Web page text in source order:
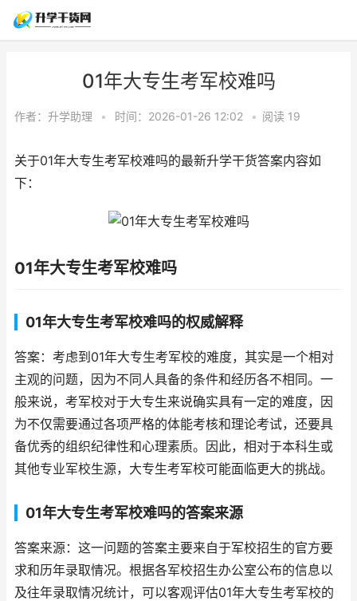
01年大专生考军校难吗
作者： 升学助理 • 时间：2026-01-26 12:02 • 阅读 19
关于01年大专生考军校难吗的最新升学干货答案内容如
下：
01年大专生考军校难吗
01年大专生考军校难吗的权威解释
答案：考虑到01年大专生考军校的难度，其实是一个相对
主观的问题，因为不同人具备的条件和经历各不相同。一
般来说，考军校对于大专生来说确实具有一定的难度，因
为不仅需要通过各项严格的体能考核和理论考试，还要具
备优秀的组织纪律性和心理素质。因此，相对于本科生或
其他专业军校生源，大专生考军校可能面临更大的挑战。
01年大专生考军校难吗的答案来源
答案来源：这一问题的答案主要来自于军校招生的官方要
求和历年录取情况。根据各军校招生办公室公布的信息以
及往年录取情况统计，可以客观评估01年大专生考军校的